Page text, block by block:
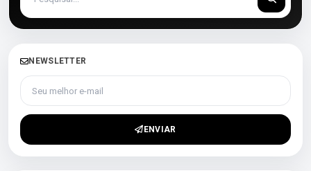
NEWSLETTER
Seu melhor e-mail
ENVIAR